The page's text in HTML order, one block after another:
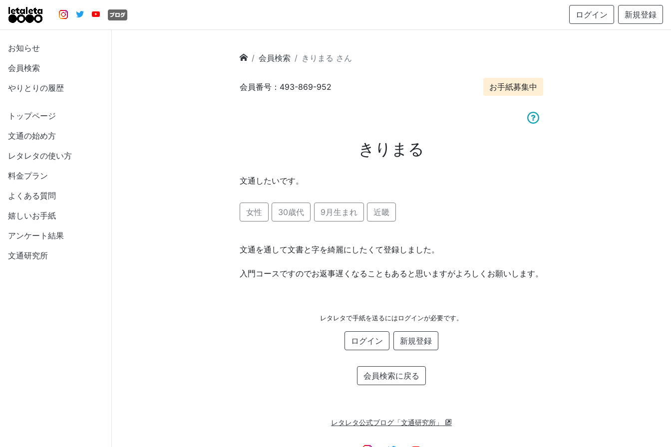
ログイン 新規登録
お知らせ
会員検索
やりとりの履歴
トップページ
文通の始め方
レタレタの使い方
料金プラン
よくある質問
嬉しいお手紙
アンケート結果
文通研究所
会員検索 きりまる さん
会員番号：493-869-952 お手紙募集中
きりまる
文通したいです。
女性 30歳代 9月生まれ 近畿
文通を通して文書と字を綺麗にしたくて登録しました。
入門コースですのでお返事遅くなることもあると思いますがよろしくお願いします。
レタレタで手紙を送るにはログインが必要です。
ログイン 新規登録
会員検索に戻る
レタレタ公式ブログ「文通研究所」